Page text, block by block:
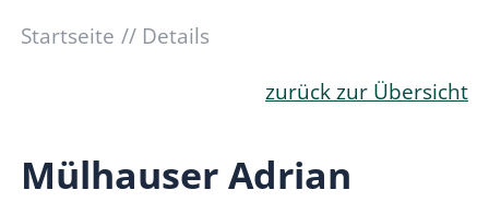
Startseite
Details
zurück zur Übersicht
Mülhauser Adrian